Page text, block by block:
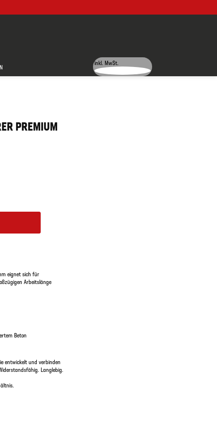
inkl. MwSt.
PREMIUM
eignet sich für
Arbeitslänge
Beton
entwickelt und verbinden
Langlebig.